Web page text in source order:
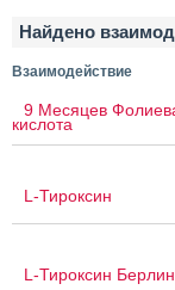
Найдено
Взаимодействие
9 Месяцев
кислота
L-Тироксин
L-Тироксин